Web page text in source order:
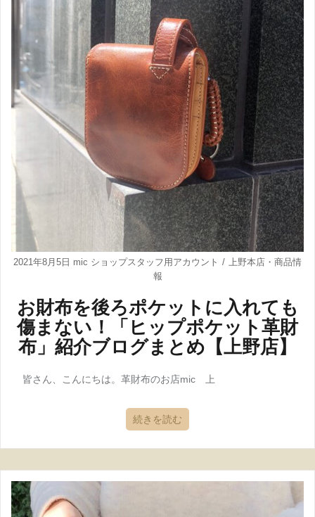
2021年8月5日 mic ショップスタッフ用アカウント 上野本店 ・ 商品情
報
お財布を後ろポケットに入れても
傷まない！「ヒップポケット革財
布」紹介ブログまとめ【上野店】
皆さん、こんにちは。革財布のお店mic 上
続きを読む